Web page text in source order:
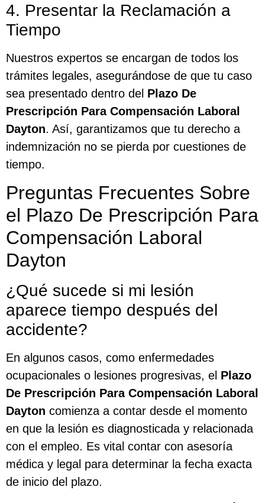
4. Presentar la Reclamación a
Tiempo
Nuestros expertos se encargan de todos los
trámites legales, asegurándose de que tu caso
sea presentado dentro del Plazo De
Prescripción Para Compensación Laboral
Dayton. Así, garantizamos que tu derecho a
indemnización no se pierda por cuestiones de
tiempo.
Preguntas Frecuentes Sobre
el Plazo De Prescripción Para
Compensación Laboral
Dayton
¿Qué sucede si mi lesión
aparece tiempo después del
accidente?
En algunos casos, como enfermedades
ocupacionales o lesiones progresivas, el Plazo
De Prescripción Para Compensación Laboral
Dayton comienza a contar desde el momento
en que la lesión es diagnosticada y relacionada
con el empleo. Es vital contar con asesoría
médica y legal para determinar la fecha exacta
de inicio del plazo.